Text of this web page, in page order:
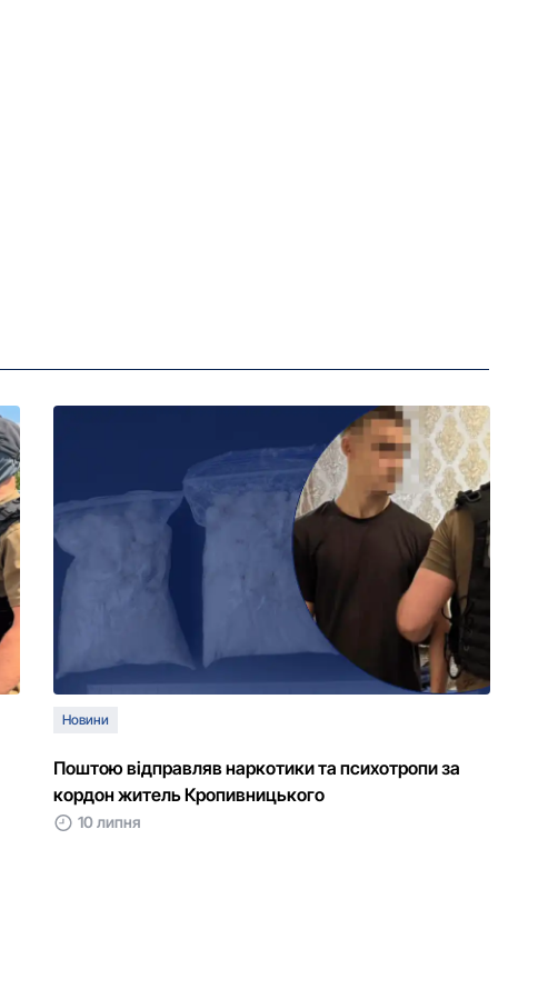
Новини
Поштою відправляв наркотики та психотропи за
кордон житель Кропивницького
10 липня